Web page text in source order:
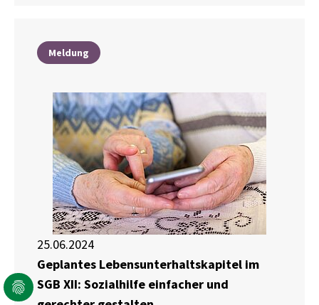
Meldung
25.06.2024
Geplantes Lebensunterhaltskapitel im
SGB XII: Sozialhilfe einfacher und